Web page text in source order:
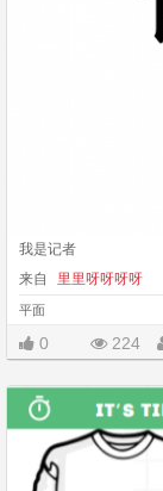
我是记者
来自
里里呀呀呀呀
平面
0 224